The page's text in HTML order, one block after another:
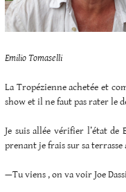
Emilio Tomaselli
La Tropézienne achetée et
show et il ne faut pas rater le
Je suis allée vérifier l’état
prenant je frais sur sa
—Tu viens , on va voir Joe